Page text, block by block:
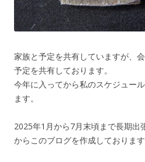
家族と予定を共有していますが、
予定を共有しております。
今年に入ってから私のスケジュー
ます。
2025年1月から7月末頃まで長期出
からこのブログを作成しております